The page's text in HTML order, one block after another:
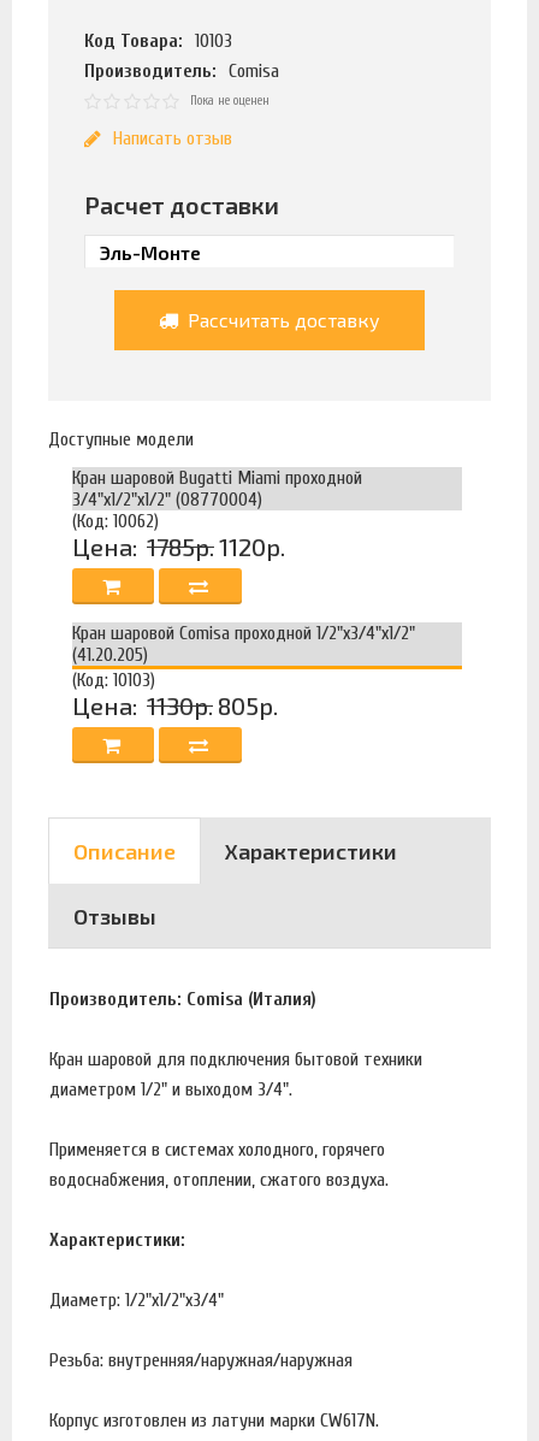
Код Товара:
10103
Производитель:
Comisa
Пока не оценен
Написать отзыв
Расчет доставки
Рассчитать доставку
Доступные модели
Кран шаровой Bugatti Miami проходной
3/4"х1/2"х1/2" (08770004)
(Код: 10062)
Цена: 1785р.1120р.
Кран шаровой Comisa проходной 1/2"x3/4"x1/2"
(41.20.205)
(Код: 10103)
Цена: 1130р. 805р.
Описание Характеристики
Отзывы
Производитель: Comisa (Италия)
Кран шаровой для подключения бытовой техники
диаметром 1/2" и выходом 3/4".
Применяется в системах холодного, горячего
водоснабжения, отоплении, сжатого воздуха.
Характеристики:
Диаметр: 1/2"х1/2"х3/4"
Резьба: внутренняя/наружная/наружная
Корпус изготовлен из латуни марки CW617N.